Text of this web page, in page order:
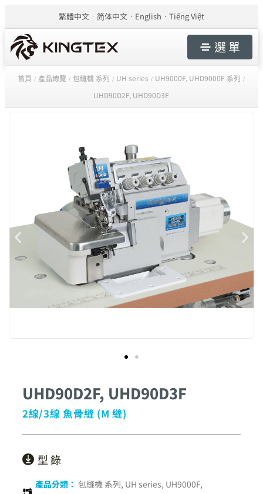
繁體中文 简体中文 English Tiếng Việt
選 單
首頁 / 產品總覽 / 包縫機 系列 / UH series / UH9000F, UHD9000F 系列 /
UHD90D2F, UHD90D3F
UHD90D2F, UHD90D3F
2線/3線 魚骨縫 (M 縫)
型 錄
產品分類： 包縫機 系列, UH series, UH9000F,